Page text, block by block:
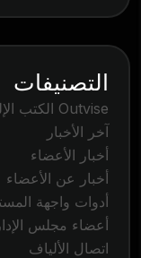
التصنيفات
Outvise الكتب الإلكترونية
آخر الأخبار
أخبار الأعضاء
أخبار عن الأعضاء
أدوات واجهة
أعضاء مجلس
اتصال الألياف